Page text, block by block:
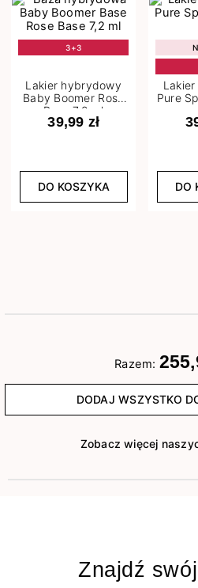
3+3
Lakier hybrydowy
Baby Boomer Rose
Base 7,2 ml
39,99 zł
DO KOSZYKA
Pure
DO
Razem:
DODAJ WSZYSTKO
Zobacz więcej
Znajdź